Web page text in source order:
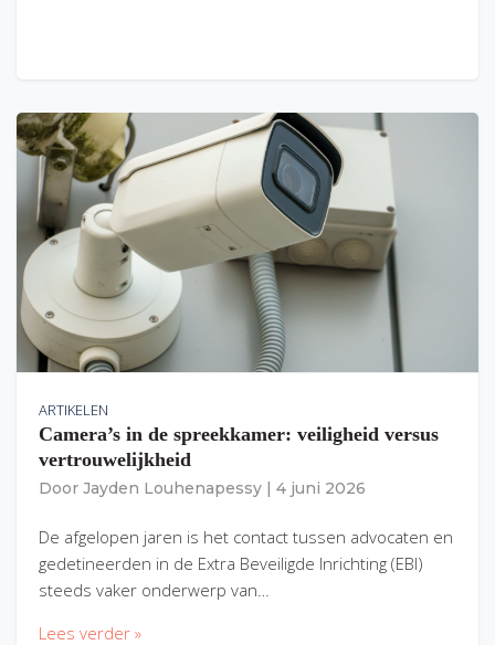
ARTIKELEN
Camera’s in de spreekkamer: veiligheid versus
vertrouwelijkheid
Door Jayden Louhenapessy 4 juni 2026
De afgelopen jaren is het contact tussen advocaten en
gedetineerden in de Extra Beveiligde Inrichting (EBI)
steeds vaker onderwerp van…
Lees verder »